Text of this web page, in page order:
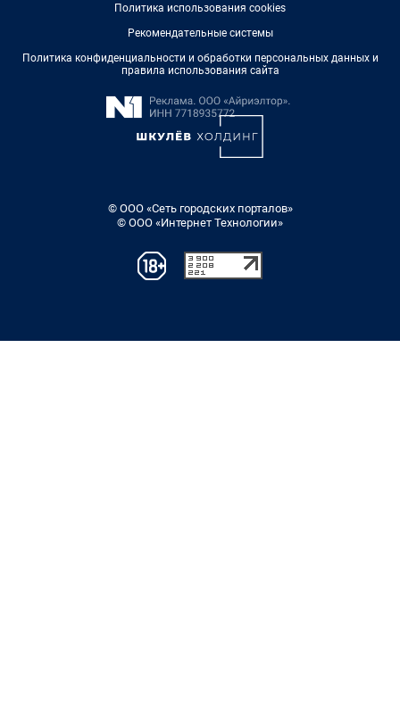
Политика использования cookies
Рекомендательные системы
Политика конфиденциальности и обработки персональных данных и
правила использования сайта
© ООО «Сеть городских порталов»
© ООО «Интернет Технологии»